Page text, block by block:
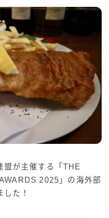
盟が主催する「THE
2025」の海外部
た！